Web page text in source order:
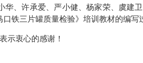
华、许承爱、严小健、杨家荣、虞建
铁三片罐质量检验》培训教材的编写
示衷心的感谢！